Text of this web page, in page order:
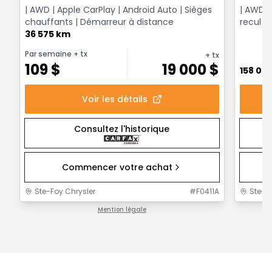
| AWD | Apple CarPlay | Android Auto | Sièges
chauffants | Démarreur à distance
36 575 km
Par semaine + tx
109$
+ tx
19 000$
Voir les détails
Consultez l'historique
Commencer votre achat
Ste-Foy Chrysler #F0411A
Mention légale
| AWD
recul |
158
Ste-